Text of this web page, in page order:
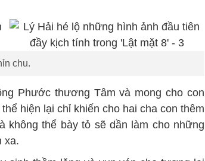
chu.
Phước thương Tâm và mong cho con
hiện lại chỉ khiến cho hai cha con thêm
không thể bày tỏ sẽ dần làm cho những
xa.